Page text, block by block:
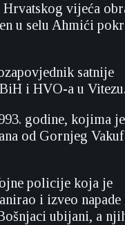
vijeća
u selu Ahmići
satnije
i HVO-a u Vitezu.
godine, kojima je
od Gornjeg
policije koja je
i izveo napade
ubijani, a